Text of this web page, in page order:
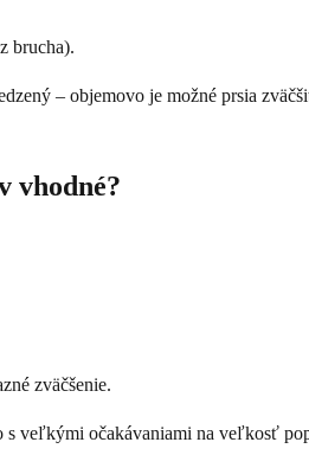
brucha).
– objemovo je možné prsia
vhodné?
zväčšenie.
s veľkými očakávaniami na veľkosť